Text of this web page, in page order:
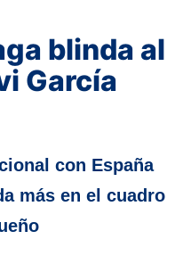
blinda al
García
con España
más en el cuadro